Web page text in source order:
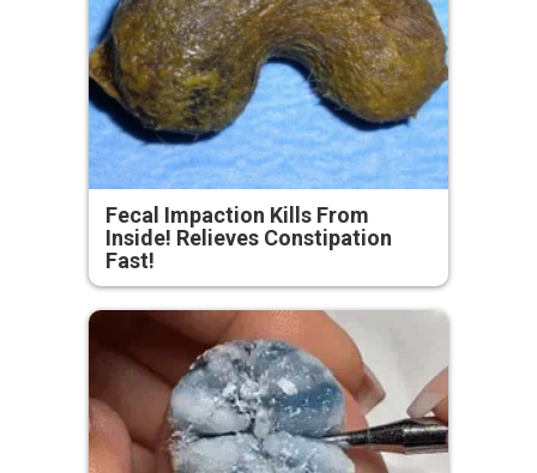
Fecal Impaction Kills From
Inside! Relieves Constipation
Fast!